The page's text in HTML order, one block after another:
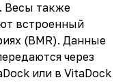
Весы также
встроенный
(BMR). Данные
через
или в VitaDock